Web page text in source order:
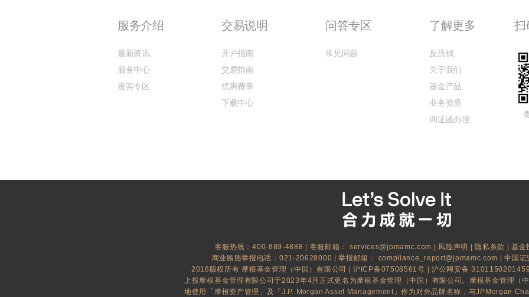
服务介绍
最新资讯
服务中心
贵宾专区
交易说明
开户指南
交易指南
优惠费率
下载中心
问答专区
常见问题
了解更多
反洗钱
关于我们
基金产品
业务资质
询证函办理
扫
客服热线：400-889-4888 | 客服邮箱： services@jpmamc.com 风险声明 隐私条款 |基金
商业贿赂举报电话：021-20628000 | 举报邮箱： compliance_report@jpmamc.com
| 中国
2018版权所有 摩根基金管理（中国）有限公司 |沪ICP备07508561号
沪公网安备
上投摩根基金管理有限公司于2023年4月正式更名为摩根基金管理（中国）有限公司。摩根基金管理（
地使用「摩根资产管理」及「J.P. Morgan Asset Management」作为对外品牌名称，与JPMorgan